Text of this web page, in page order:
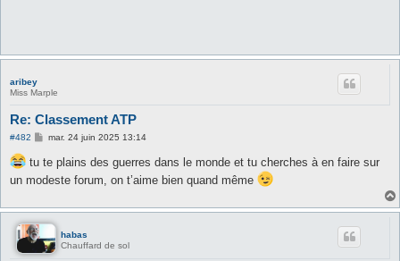
aribey
Miss Marple
Re: Classement ATP
#482
M
s
s
a
mar. 24 juin 2025 13:14
tu te plains des guerres dans le monde et tu cherches à en faire sur
un modeste forum, on t’aime bien quand même
habas
Chauffard de sol